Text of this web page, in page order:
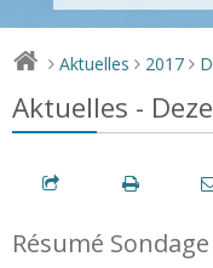
> Aktuelles > 2017 >
Aktuelles -
Résumé